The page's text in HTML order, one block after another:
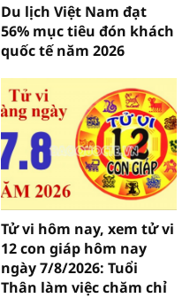
Du lịch Việt Nam đạt
56% mục tiêu đón khách
quốc tế năm 2026
Tử vi hôm nay, xem tử vi
12 con giáp hôm nay
ngày 7/8/2026: Tuổi
Thân làm việc chăm chỉ